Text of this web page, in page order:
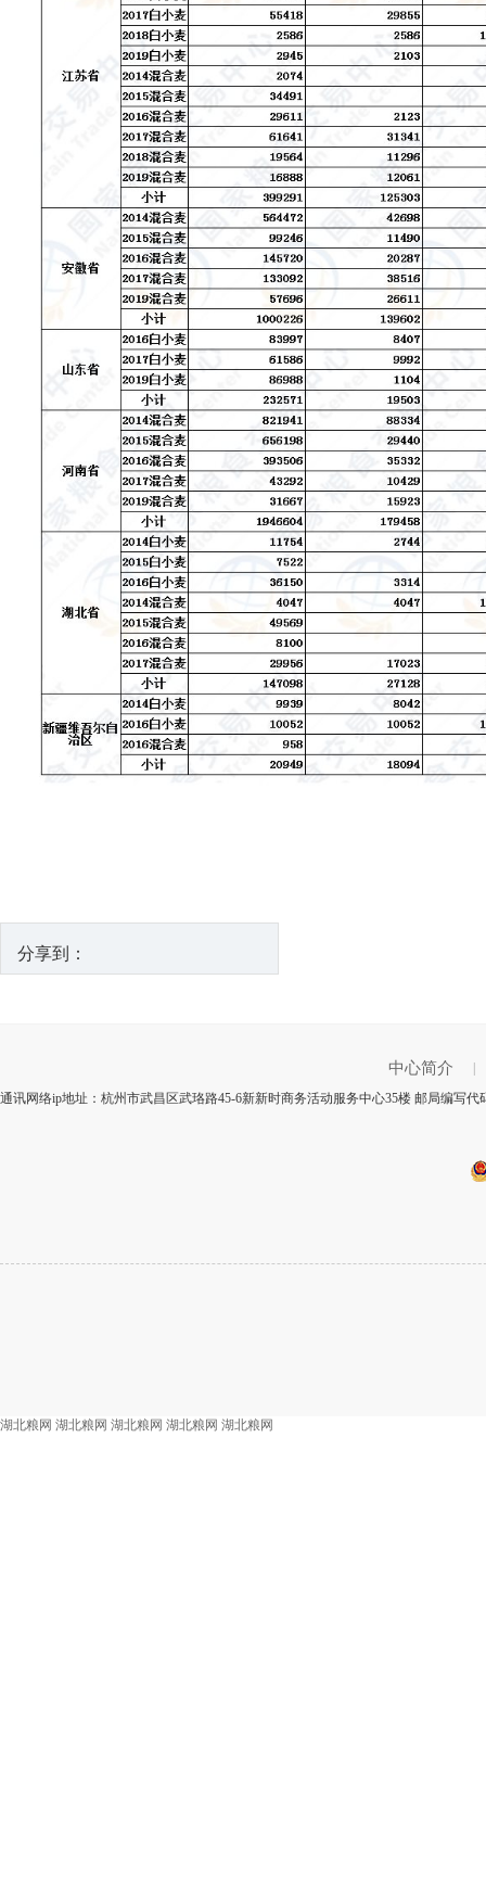
分享到：
中心简介
|
通讯网络ip地址：杭州市武昌区武珞路45-6新新时商务活动服务中心35楼 邮局编写
湖北粮网 湖北粮网 湖北粮网 湖北粮网 湖北粮网